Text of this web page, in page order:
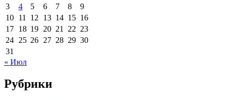
3
4 5 6 7 8
9
10 11 12 13 14 15 16
17 18 19 20 21 22 23
24 25 26 27 28 29 30
31
« Июл
Рубрики